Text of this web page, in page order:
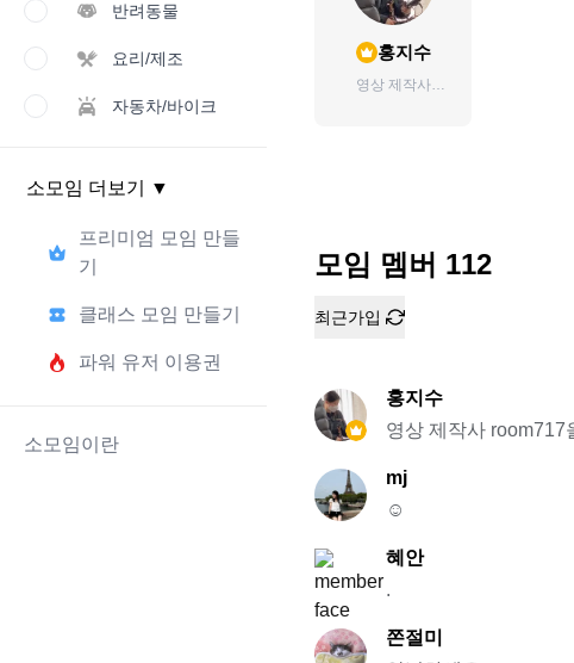
반려동물
요리/제조
자동차/바이크
소모임 더보기 ▼
프리미엄 모임 만들
기
클래스 모임 만들기
파워 유저 이용권
소모임이란
홍지수
영상 제작사
모임 멤버 112
최근가입
홍지수
영상 제작사 room717
mj
☺️
혜안
.
쫀절미